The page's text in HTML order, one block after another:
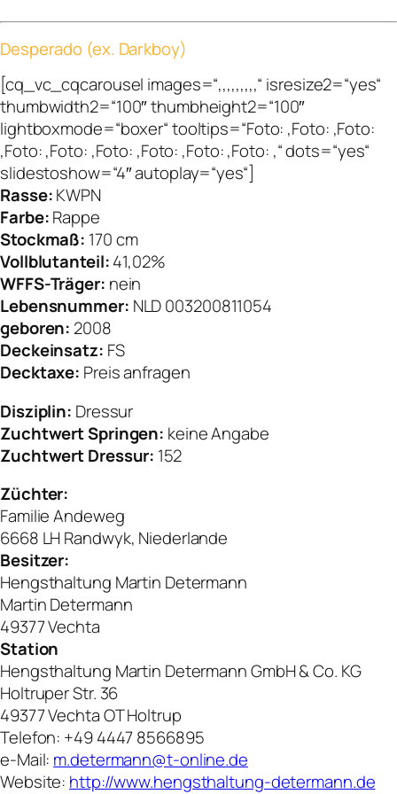
Desperado (ex. Darkboy)
[cq_vc_cqcarousel images=“,,,,,,,,,“ isresize2=“yes“
thumbwidth2=“100″ thumbheight2=“100″
lightboxmode=“boxer“ tooltips=“Foto: ,Foto: ,Foto:
,Foto: ,Foto: ,Foto: ,Foto: ,Foto: ,Foto: ,“ dots=“yes“
slidestoshow=“4″ autoplay=“yes“]
Rasse:KWPN
Farbe:Rappe
Stockmaß: 170 cm
Vollblutanteil:41,02%
WFFS-Träger: nein
Lebensnummer: NLD 003200811054
geboren: 2008
Deckeinsatz: FS
Decktaxe: Preis anfragen
Disziplin: Dressur
Zuchtwert Springen: keine Angabe
Zuchtwert Dressur: 152
Züchter:
Familie Andeweg
6668 LH Randwyk, Niederlande
Besitzer:
Hengsthaltung Martin Determann
Martin Determann
49377 Vechta
Station
Hengsthaltung Martin Determann GmbH & Co. KG
Holtruper Str. 36
49377 Vechta OT Holtrup
Telefon: +49 4447 8566895
e-Mail: m.determann@t-online.de
Website: http://www.hengsthaltung-determann.de